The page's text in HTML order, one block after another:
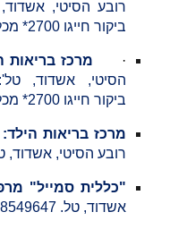
ביקור חייגו 2700* מכל טלפון
· מרכז בריאות
ביקור חייגו 2700* מכל טלפון
מרכז בריאות הילד:
רובע הסיטי, אשדוד, טל' : 08-
"כללית סמייל"
אשדוד, טל. 08-8549647.